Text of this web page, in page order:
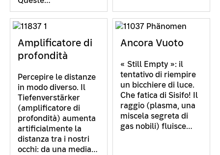
Amplificatore di
profondità
Percepire le distanze
in modo diverso. Il
Tiefenverstärker
(amplificatore di
profondità) aumenta
artificialmente la
distanza tra i nostri
occhi: da una media…
Ancora Vuoto
« Still Empty »: il
tentativo di riempire
un bicchiere di luce.
Che fatica di Sisifo! Il
raggio (plasma, una
miscela segreta di
gas nobili) fluisce…